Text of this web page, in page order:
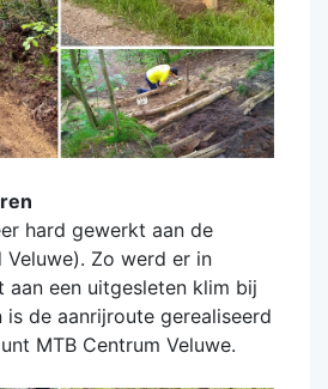
hard gewerkt aan de
Veluwe). Zo werd er in
aan een uitgesleten klim bij
is de aanrijroute gerealiseerd
MTB Centrum Veluwe.